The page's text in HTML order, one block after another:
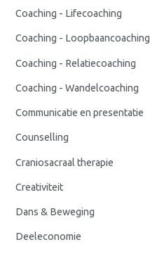
Coaching - Lifecoaching
Coaching - Loopbaancoaching
Coaching - Relatiecoaching
Coaching - Wandelcoaching
Communicatie en presentatie
Counselling
Craniosacraal therapie
Creativiteit
Dans & Beweging
Deeleconomie